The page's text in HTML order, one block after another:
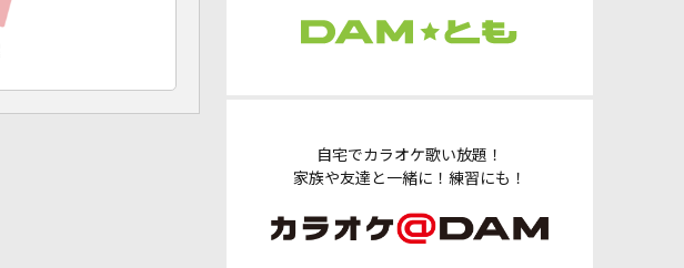
自宅でカラオケ歌い放題！
家族や友達と一緒に！練習にも！